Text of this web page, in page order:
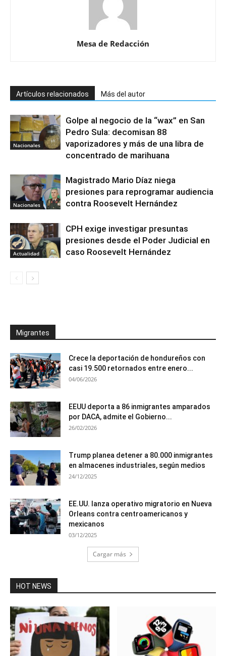
Mesa de Redacción
Artículos relacionados Más del autor
Nacionales
Golpe al negocio de la “wax” en San
Pedro Sula: decomisan 88
vaporizadores y más de una libra de
concentrado de marihuana
Nacionales
Magistrado Mario Díaz niega
presiones para reprogramar audiencia
contra Roosevelt Hernández
Actualidad
CPH exige investigar presuntas
presiones desde el Poder Judicial en
caso Roosevelt Hernández
Migrantes
Crece la deportación de hondureños con
casi 19.500 retornados entre enero...
04/06/2026
EEUU deporta a 86 inmigrantes amparados
por DACA, admite el Gobierno...
26/02/2026
Trump planea detener a 80.000 inmigrantes
en almacenes industriales, según medios
24/12/2025
EE.UU. lanza operativo migratorio en Nueva
Orleans contra centroamericanos y
mexicanos
03/12/2025
Cargar más
HOT NEWS